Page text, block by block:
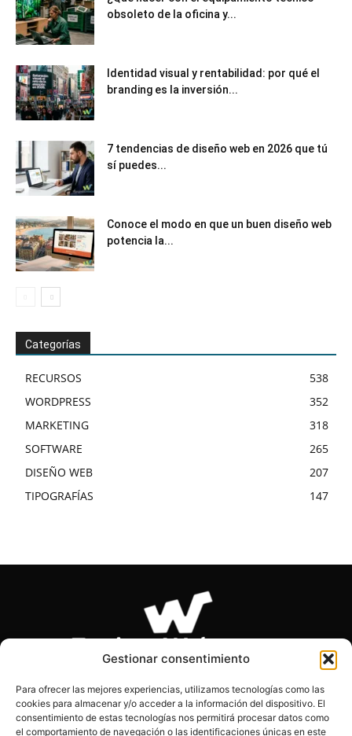
Gestionar consentimiento
Para ofrecer las mejores experiencias, utilizamos tecnologías como las
cookies para almacenar y/o acceder a la información del dispositivo. El
consentimiento de estas tecnologías nos permitirá procesar datos como
el comportamiento de navegación o las identificaciones únicas en este
obsoleto de la oficina y...
Identidad visual y rentabilidad: por qué el
branding es la inversión...
7 tendencias de diseño web en 2026 que tú
sí puedes...
Conoce el modo en que un buen diseño web
potencia la...
Categorías
RECURSOS
538
WORDPRESS
352
MARKETING
318
SOFTWARE
265
DISEÑO WEB
207
TIPOGRAFÍAS
147
SOBRE NOSOTROS